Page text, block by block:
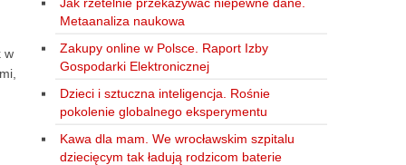
w
Metaanaliza naukowa
Zakupy online w Polsce. Raport Izby
Gospodarki Elektronicznej
Dzieci i sztuczna inteligencja. Rośnie
pokolenie globalnego eksperymentu
Kawa dla mam. We wrocławskim szpitalu
dziecięcym tak ładują rodzicom baterie